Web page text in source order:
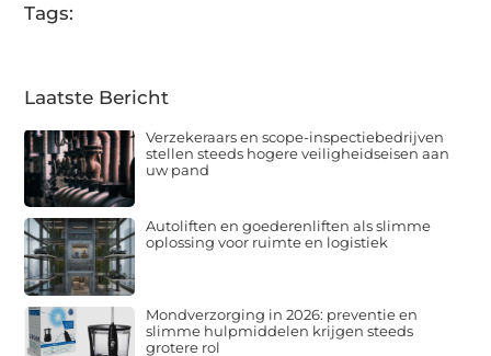
Tags:
Laatste Bericht
Verzekeraars en scope-inspectiebedrijven
stellen steeds hogere veiligheidseisen aan
uw pand
Autoliften en goederenliften als slimme
oplossing voor ruimte en logistiek
Mondverzorging in 2026: preventie en
slimme hulpmiddelen krijgen steeds
grotere rol